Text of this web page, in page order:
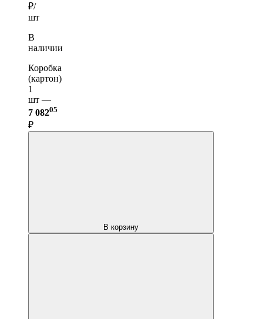
₽/
шт
В
наличии
Коробка
(картон)
1
шт —
7 08205
₽
В корзину